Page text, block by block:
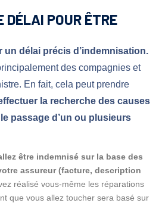
DÉLAI POUR ÊTRE
un délai précis d’indemnisation.
des compagnies et
En fait, cela peut prendre
effectuer la recherche des causes
passage d’un ou plusieurs
être indemnisé sur la base des
assureur (facture, description
réalisé vous-même les réparations
que vous allez toucher sera basé sur